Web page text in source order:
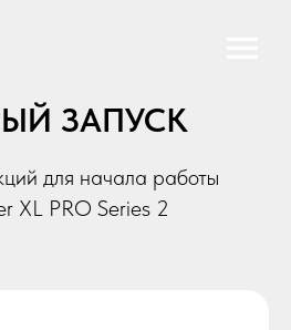
ЗАПУСК
для начала работы
XL PRO Series 2